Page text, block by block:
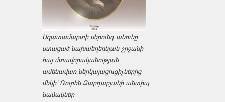
Ազատամարտի սերունդ անունը
ստացած նախաեղեռնյան շրջանի
հայ մտավորականության
ամենավառ ներկայացուցիչներից
մեկի՝ Ռուբեն Զարդարյանի անտիպ
նամակներ